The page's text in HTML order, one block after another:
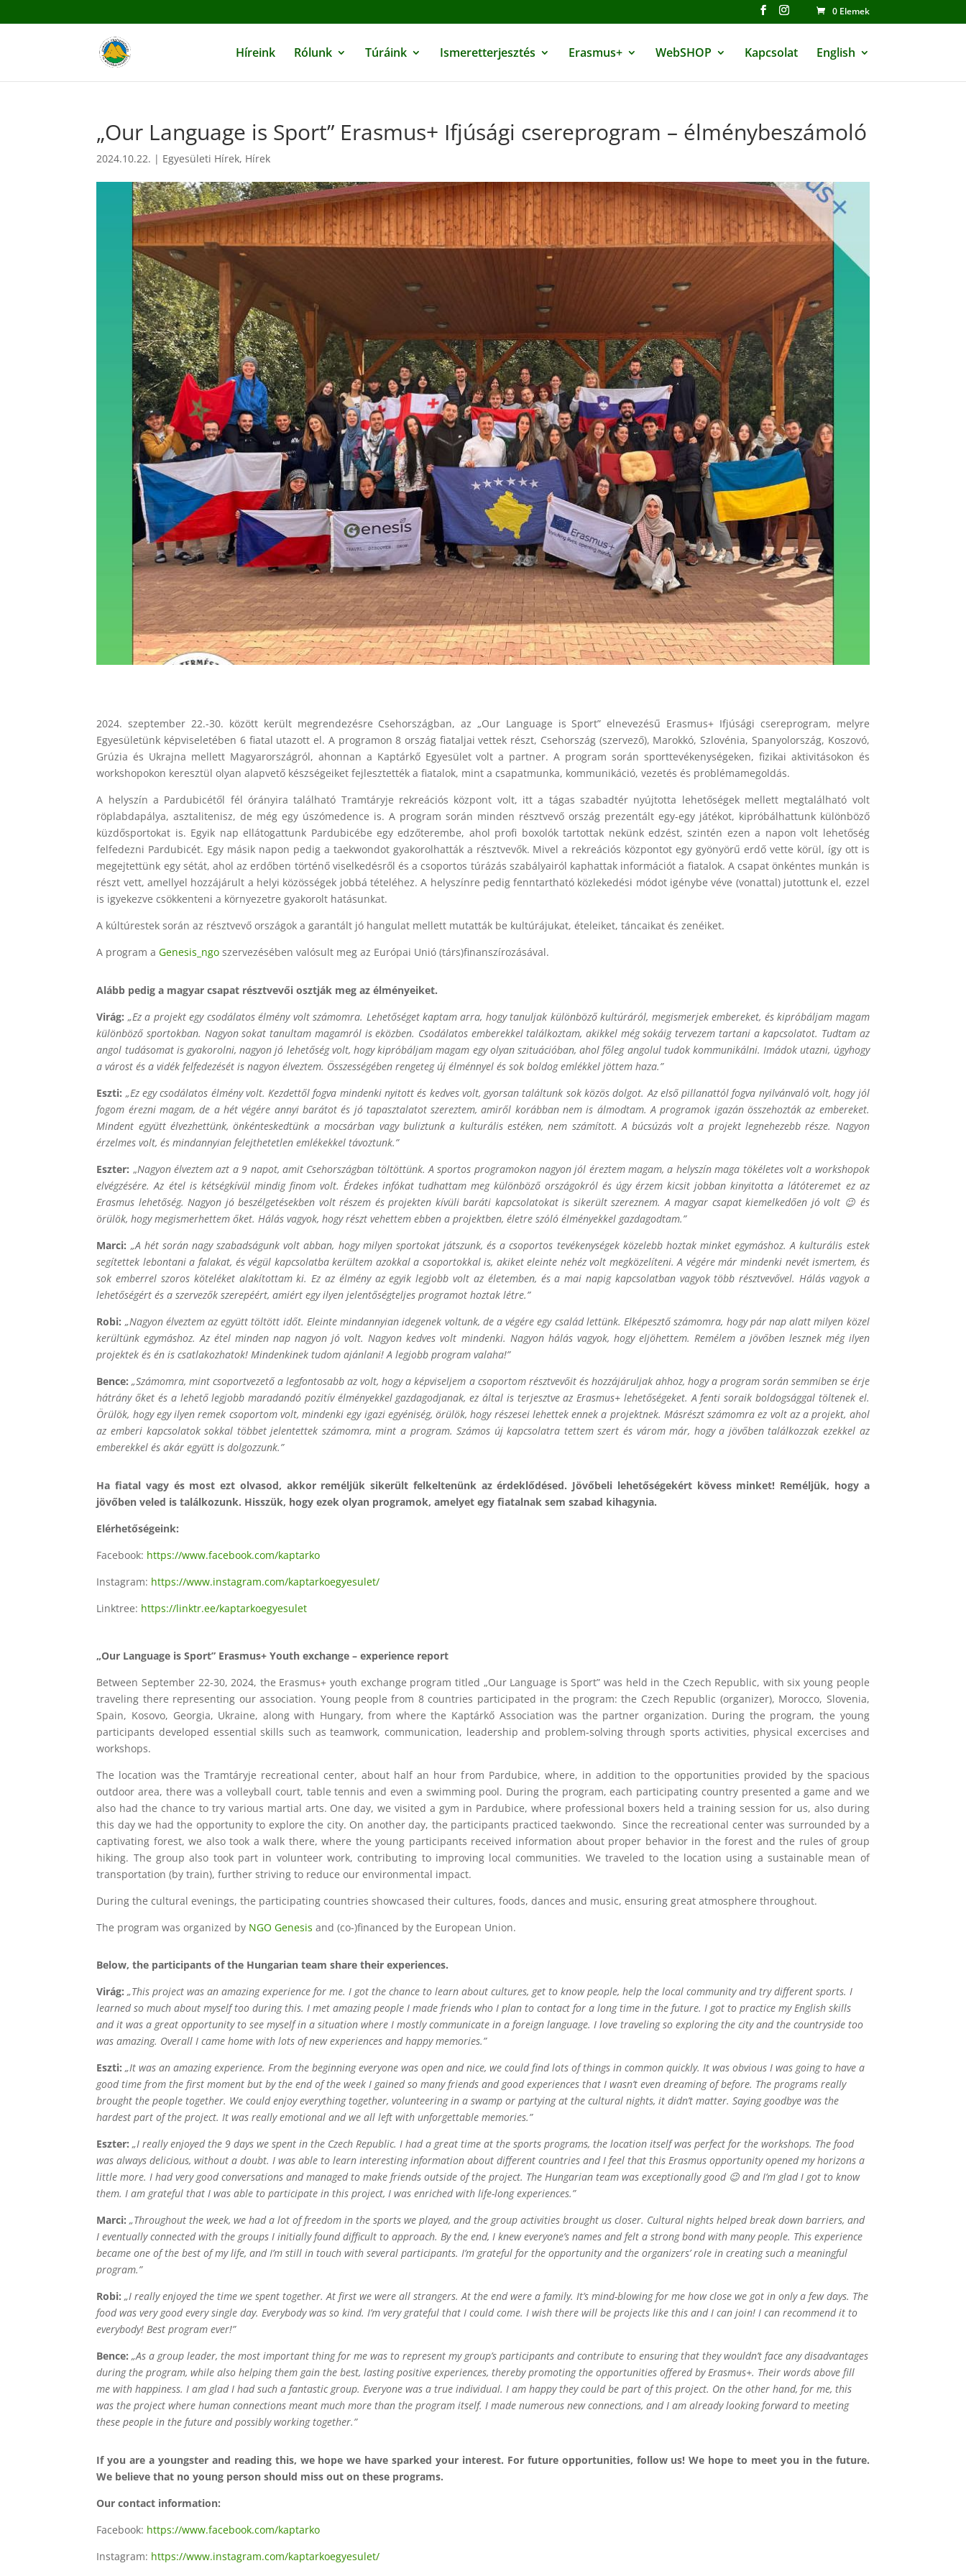
0 Elemek
Híreink Rólunk Túráink Ismeretterjesztés Erasmus+ WebSHOP Kapcsolat English
„Our Language is Sport” Erasmus+ Ifjúsági csereprogram – élménybeszámoló
2024.10.22. | Egyesületi Hírek, Hírek
2024. szeptember 22.-30. között került megrendezésre Csehországban, az „Our Language is Sport” elnevezésű Erasmus+ Ifjúsági csereprogram, melyre
Egyesületünk képviseletében 6 fiatal utazott el. A programon 8 ország fiataljai vettek részt, Csehország (szervező), Marokkó, Szlovénia, Spanyolország, Koszovó,
Grúzia és Ukrajna mellett Magyarországról, ahonnan a Kaptárkő Egyesület volt a partner. A program során sporttevékenységeken, fizikai aktivitásokon és
workshopokon keresztül olyan alapvető készségeiket fejlesztették a fiatalok, mint a csapatmunka, kommunikáció, vezetés és problémamegoldás.
A helyszín a Pardubicétől fél órányira található Tramtáryje rekreációs központ volt, itt a tágas szabadtér nyújtotta lehetőségek mellett megtalálható volt
röplabdapálya, asztalitenisz, de még egy úszómedence is. A program során minden résztvevő ország prezentált egy-egy játékot, kipróbálhattunk különböző
küzdősportokat is. Egyik nap ellátogattunk Pardubicébe egy edzőterembe, ahol profi boxolók tartottak nekünk edzést, szintén ezen a napon volt lehetőség
felfedezni Pardubicét. Egy másik napon pedig a taekwondot gyakorolhatták a résztvevők. Mivel a rekreációs központot egy gyönyörű erdő vette körül, így ott is
megejtettünk egy sétát, ahol az erdőben történő viselkedésről és a csoportos túrázás szabályairól kaphattak információt a fiatalok. A csapat önkéntes munkán is
részt vett, amellyel hozzájárult a helyi közösségek jobbá tételéhez. A helyszínre pedig fenntartható közlekedési módot igénybe véve (vonattal) jutottunk el, ezzel
is igyekezve csökkenteni a környezetre gyakorolt hatásunkat.
A kúltúrestek során az résztvevő országok a garantált jó hangulat mellett mutatták be kultúrájukat, ételeiket, táncaikat és zenéiket.
A program aGenesis_ngo szervezésében valósult meg az Európai Unió (társ)finanszírozásával.
Alább pedig a magyar csapat résztvevői osztják meg az élményeiket.
Virág: „Ez a projekt egy csodálatos élmény volt számomra. Lehetőséget kaptam arra, hogy tanuljak különböző kultúráról, megismerjek embereket, és kipróbáljam magam
különböző sportokban. Nagyon sokat tanultam magamról is eközben. Csodálatos emberekkel találkoztam, akikkel még sokáig tervezem tartani a kapcsolatot. Tudtam az
angol tudásomat is gyakorolni, nagyon jó lehetőség volt, hogy kipróbáljam magam egy olyan szituációban, ahol főleg angolul tudok kommunikálni. Imádok utazni, úgyhogy
a várost és a vidék felfedezését is nagyon élveztem. Összességében rengeteg új élménnyel és sok boldog emlékkel jöttem haza.”
Eszti: „Ez egy csodálatos élmény volt. Kezdettől fogva mindenki nyitott és kedves volt, gyorsan találtunk sok közös dolgot. Az első pillanattól fogva nyilvánvaló volt, hogy jól
fogom érezni magam, de a hét végére annyi barátot és jó tapasztalatot szereztem, amiről korábban nem is álmodtam. A programok igazán összehozták az embereket.
Mindent együtt élvezhettünk, önkénteskedtünk a mocsárban vagy buliztunk a kulturális estéken, nem számított. A búcsúzás volt a projekt legnehezebb része. Nagyon
érzelmes volt, és mindannyian felejthetetlen emlékekkel távoztunk.”
Eszter: „Nagyon élveztem azt a 9 napot, amit Csehországban töltöttünk. A sportos programokon nagyon jól éreztem magam, a helyszín maga tökéletes volt a workshopok
elvégzésére. Az étel is kétségkívül mindig finom volt. Érdekes infókat tudhattam meg különböző országokról és úgy érzem kicsit jobban kinyitotta a látóteremet ez az
Erasmus lehetőség. Nagyon jó beszélgetésekben volt részem és projekten kívüli baráti kapcsolatokat is sikerült szereznem. A magyar csapat kiemelkedően jó volt 😉 és
örülök, hogy megismerhettem őket. Hálás vagyok, hogy részt vehettem ebben a projektben, életre szóló élményekkel gazdagodtam.”
Marci: „A hét során nagy szabadságunk volt abban, hogy milyen sportokat játszunk, és a csoportos tevékenységek közelebb hoztak minket egymáshoz. A kulturális estek
segítettek lebontani a falakat, és végül kapcsolatba kerültem azokkal a csoportokkal is, akiket eleinte nehéz volt megközelíteni. A végére már mindenki nevét ismertem, és
sok emberrel szoros köteléket alakítottam ki. Ez az élmény az egyik legjobb volt az életemben, és a mai napig kapcsolatban vagyok több résztvevővel. Hálás vagyok a
lehetőségért és a szervezők szerepéért, amiért egy ilyen jelentőségteljes programot hoztak létre.”
Robi: „Nagyon élveztem az együtt töltött időt. Eleinte mindannyian idegenek voltunk, de a végére egy család lettünk. Elképesztő számomra, hogy pár nap alatt milyen közel
kerültünk egymáshoz. Az étel minden nap nagyon jó volt. Nagyon kedves volt mindenki. Nagyon hálás vagyok, hogy eljöhettem. Remélem a jövőben lesznek még ilyen
projektek és én is csatlakozhatok! Mindenkinek tudom ajánlani! A legjobb program valaha!”
Bence: „Számomra, mint csoportvezető a legfontosabb az volt, hogy a képviseljem a csoportom résztvevőit és hozzájáruljak ahhoz, hogy a program során semmiben se érje
hátrány őket és a lehető legjobb maradandó pozitív élményekkel gazdagodjanak, ez által is terjesztve az Erasmus+ lehetőségeket. A fenti soraik boldogsággal töltenek el.
Örülök, hogy egy ilyen remek csoportom volt, mindenki egy igazi egyéniség, örülök, hogy részesei lehettek ennek a projektnek. Másrészt számomra ez volt az a projekt, ahol
az emberi kapcsolatok sokkal többet jelentettek számomra, mint a program. Számos új kapcsolatra tettem szert és várom már, hogy a jövőben találkozzak ezekkel az
emberekkel és akár együtt is dolgozzunk.”
Ha fiatal vagy és most ezt olvasod, akkor reméljük sikerült felkeltenünk az érdeklődésed. Jövőbeli lehetőségekért kövess minket! Reméljük, hogy a
jövőben veled is találkozunk. Hisszük, hogy ezek olyan programok, amelyet egy fiatalnak sem szabad kihagynia.
Elérhetőségeink:
Facebook: https://www.facebook.com/kaptarko
Instagram: https://www.instagram.com/kaptarkoegyesulet/
Linktree: https://linktr.ee/kaptarkoegyesulet
„Our Language is Sport” Erasmus+ Youth exchange – experience report
Between September 22-30, 2024, the Erasmus+ youth exchange program titled „Our Language is Sport” was held in the Czech Republic, with six young people
traveling there representing our association. Young people from 8 countries participated in the program: the Czech Republic (organizer), Morocco, Slovenia,
Spain, Kosovo, Georgia, Ukraine, along with Hungary, from where the Kaptárkő Association was the partner organization. During the program, the young
participants developed essential skills such as teamwork, communication, leadership and problem-solving through sports activities, physical excercises and
workshops.
The location was the Tramtáryje recreational center, about half an hour from Pardubice, where, in addition to the opportunities provided by the spacious
outdoor area, there was a volleyball court, table tennis and even a swimming pool. During the program, each participating country presented a game and we
also had the chance to try various martial arts. One day, we visited a gym in Pardubice, where professional boxers held a training session for us, also during
this day we had the opportunity to explore the city. On another day, the participants practiced taekwondo. Since the recreational center was surrounded by a
captivating forest, we also took a walk there, where the young participants received information about proper behavior in the forest and the rules of group
hiking. The group also took part in volunteer work, contributing to improving local communities. We traveled to the location using a sustainable mean of
transportation (by train), further striving to reduce our environmental impact.
During the cultural evenings, the participating countries showcased their cultures, foods, dances and music, ensuring great atmosphere throughout.
The program was organized by NGO Genesis and (co-)financed by the European Union.
Below, the participants of the Hungarian team share their experiences.
Virág: „This project was an amazing experience for me. I got the chance to learn about cultures, get to know people, help the local community and try different sports. I
learned so much about myself too during this. I met amazing people I made friends who I plan to contact for a long time in the future. I got to practice my English skills
and it was a great opportunity to see myself in a situation where I mostly communicate in a foreign language. I love traveling so exploring the city and the countryside too
was amazing. Overall I came home with lots of new experiences and happy memories.”
Eszti: „It was an amazing experience. From the beginning everyone was open and nice, we could find lots of things in common quickly. It was obvious I was going to have a
good time from the first moment but by the end of the week I gained so many friends and good experiences that I wasn’t even dreaming of before. The programs really
brought the people together. We could enjoy everything together, volunteering in a swamp or partying at the cultural nights, it didn’t matter. Saying goodbye was the
hardest part of the project. It was really emotional and we all left with unforgettable memories.”
Eszter: „I really enjoyed the 9 days we spent in the Czech Republic. I had a great time at the sports programs, the location itself was perfect for the workshops. The food
was always delicious, without a doubt. I was able to learn interesting information about different countries and I feel that this Erasmus opportunity opened my horizons a
little more. I had very good conversations and managed to make friends outside of the project. The Hungarian team was exceptionally good 😉 and I’m glad I got to know
them. I am grateful that I was able to participate in this project, I was enriched with life-long experiences.”
Marci: „Throughout the week, we had a lot of freedom in the sports we played, and the group activities brought us closer. Cultural nights helped break down barriers, and
I eventually connected with the groups I initially found difficult to approach. By the end, I knew everyone’s names and felt a strong bond with many people. This experience
became one of the best of my life, and I’m still in touch with several participants. I’m grateful for the opportunity and the organizers’ role in creating such a meaningful
program.”
Robi: „I really enjoyed the time we spent together. At first we were all strangers. At the end were a family. It’s mind-blowing for me how close we got in only a few days. The
food was very good every single day. Everybody was so kind. I’m very grateful that I could come. I wish there will be projects like this and I can join! I can recommend it to
everybody! Best program ever!”
Bence: „As a group leader, the most important thing for me was to represent my group’s participants and contribute to ensuring that they wouldn’t face any disadvantages
during the program, while also helping them gain the best, lasting positive experiences, thereby promoting the opportunities offered by Erasmus+. Their words above fill
me with happiness. I am glad I had such a fantastic group. Everyone was a true individual. I am happy they could be part of this project. On the other hand, for me, this
was the project where human connections meant much more than the program itself. I made numerous new connections, and I am already looking forward to meeting
these people in the future and possibly working together.”
If you are a youngster and reading this, we hope we have sparked your interest. For future opportunities, follow us! We hope to meet you in the future.
We believe that no young person should miss out on these programs.
Our contact information:
Facebook: https://www.facebook.com/kaptarko
Instagram: https://www.instagram.com/kaptarkoegyesulet/